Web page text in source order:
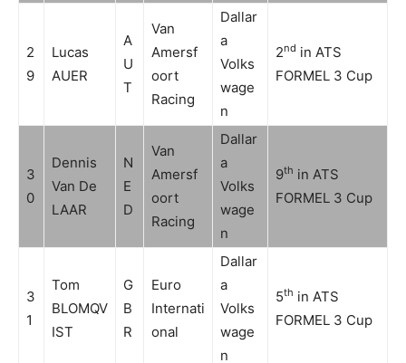
2
9
Lucas
AUER
A
U
T
Van
Amersf
oort
Racing
Dallar
a
Volks
wage
n
2nd in ATS
FORMEL 3 Cup
3
0
Dennis
Van De
LAAR
N
E
D
Van
Amersf
oort
Racing
Dallar
a
Volks
wage
n
9th in ATS
FORMEL 3 Cup
3
1
Tom
BLOMQV
IST
G
B
R
Euro
Internati
onal
Dallar
a
Volks
wage
n
5th in ATS
FORMEL 3 Cup